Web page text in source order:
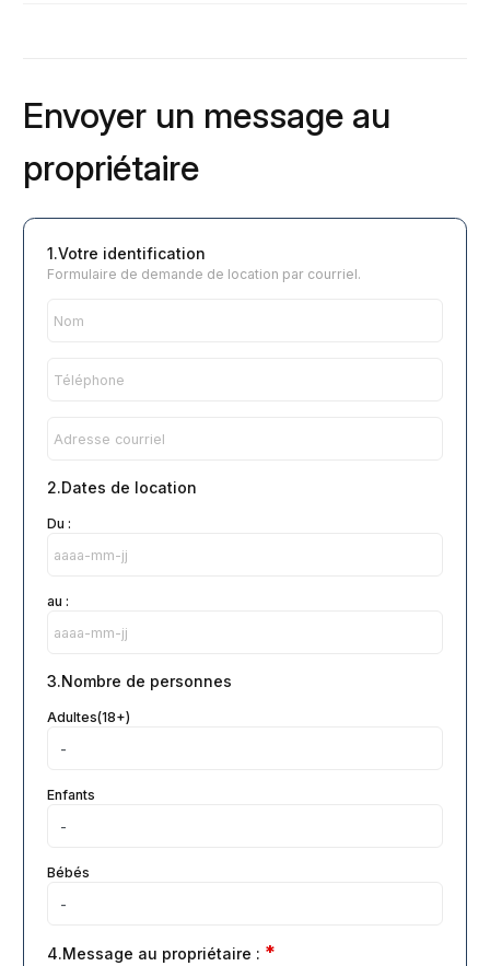
Envoyer un message au
propriétaire
Formulaire de demande de location par courriel.
1.Votre identification
2.Dates de location
Du :
au :
3.Nombre de personnes
Adultes(18+)
Enfants
Bébés
4.Message au propriétaire : *